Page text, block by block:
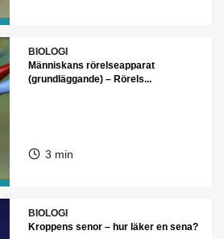
BIOLOGI
Människans rörelseapparat
(grundläggande) – Rörels...
3 min
BIOLOGI
Kroppens senor – hur läker en sena?